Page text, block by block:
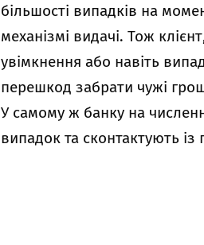
більшості випадків на
механізмі видачі. Тож
увімкнення або навіть
перешкод забрати чужі
У самому ж банку на
випадок та сконтактують